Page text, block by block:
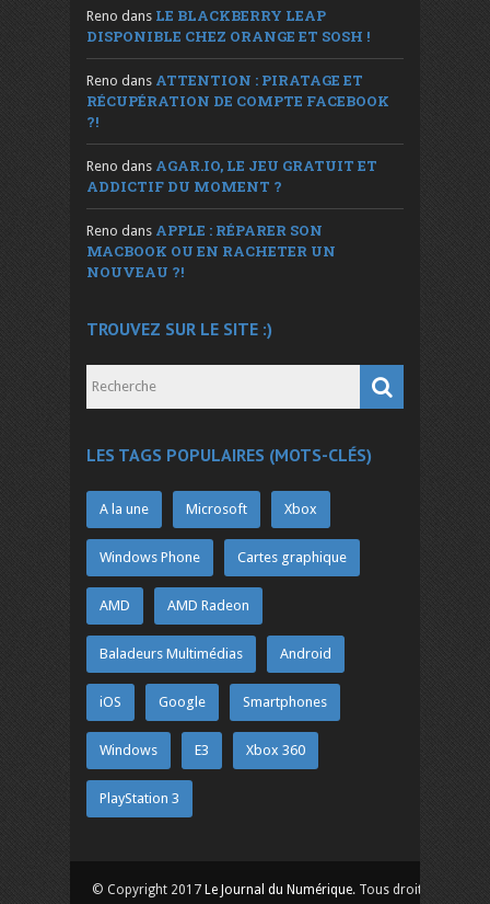
Reno dans LE BLACKBERRY LEAP
DISPONIBLE CHEZ ORANGE ET SOSH !
Reno dans ATTENTION : PIRATAGE ET
RÉCUPÉRATION DE COMPTE FACEBOOK
?!
Reno dans AGAR.IO, LE JEU GRATUIT ET
ADDICTIF DU MOMENT ?
Reno dans APPLE : RÉPARER SON
MACBOOK OU EN RACHETER UN
NOUVEAU ?!
TROUVEZ SUR LE SITE :)
LES TAGS POPULAIRES (MOTS-CLÉS)
A la une Microsoft Xbox
Windows Phone Cartes graphique
AMD AMD Radeon
Baladeurs Multimédias Android
iOS Google Smartphones
Windows E3 Xbox 360
PlayStation 3
© Copyright 2017 Le Journal du Numérique. Tous droits réservés.